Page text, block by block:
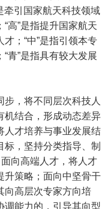
牵引国家航天科技领域
高”是指提升国家航天
；“中”是指引领本专
青”是指具有较大发展
，将不同层次科技人
机结合，形成动态差异
人才培养与事业发展结
，坚持分类指导、制
向高端人才，将人才
升策略；面向中坚骨干
向高层次专家方向培
调能力的，引导其向型